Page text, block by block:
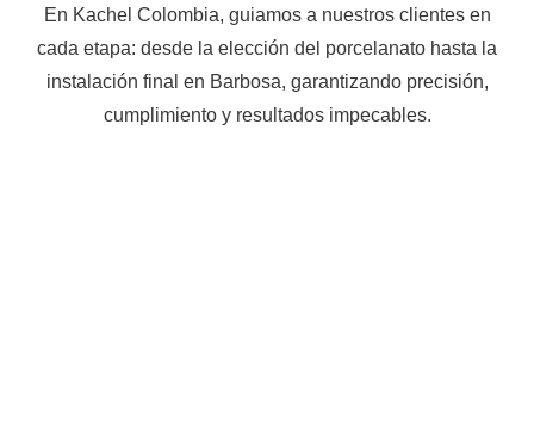
En Kachel Colombia, guiamos a nuestros clientes en
cada etapa: desde la elección del porcelanato hasta la
instalación final en Barbosa, garantizando precisión,
cumplimiento y resultados impecables.